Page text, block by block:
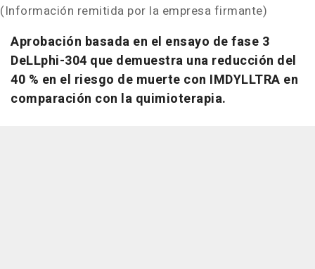
(Información remitida por la empresa firmante)
Aprobación basada en el ensayo de fase 3
DeLLphi-304 que demuestra una reducción del
40 % en el riesgo de muerte con IMDYLLTRA en
comparación con la quimioterapia.